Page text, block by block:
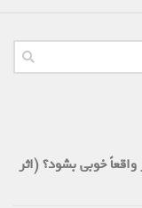
خوبی بشود؟ (اثر